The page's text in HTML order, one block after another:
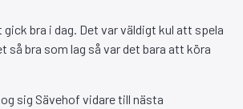
bra i dag. Det var väldigt kul att spela
så bra som lag så var det bara att köra
sig Sävehof vidare till nästa